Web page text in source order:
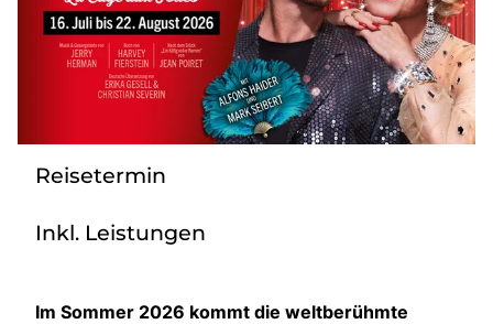
Radio!
Sie befinden sich in:
Österreich
Reisetermin
Inkl. Leistungen
Im Sommer 2026 kommt die weltberühmte